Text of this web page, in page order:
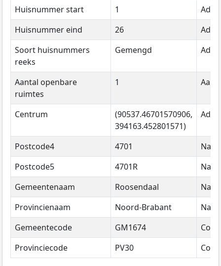
Huisnummer start 1
Huisnummer eind
26
Soort huisnummers
reeks
Gemengd
Aantal openbare
ruimtes
1
Centrum
(90537.46701570906,
394163.452801571)
Postcode4 4701
Postcode5
4701R
Gemeentenaam
Roosendaal
Provincienaam
Noord-Brabant
Gemeentecode
GM1674
Code
Provinciecode
PV30 Code